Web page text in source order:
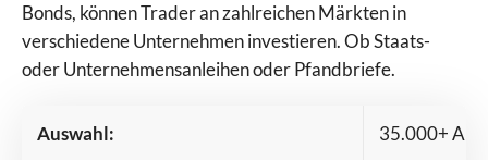
Bonds, können Trader an zahlreichen Märkten in
verschiedene Unternehmen investieren. Ob Staats-
oder Unternehmensanleihen oder Pfandbriefe.
Auswahl: 35.000+